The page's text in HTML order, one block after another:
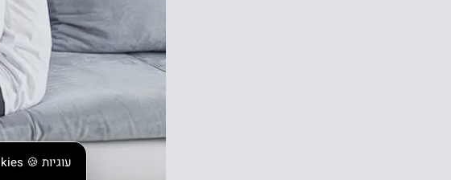
עוגיות 🍪 Cookies